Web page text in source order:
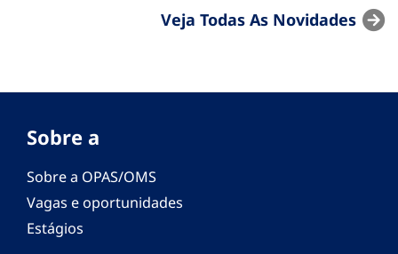
Veja Todas As Novidades
Sobre a
Sobre a OPAS/OMS
Vagas e oportunidades
Estágios